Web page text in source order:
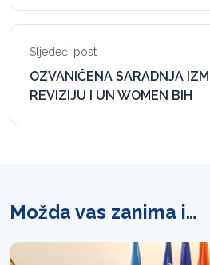
Sljedeći post
OZVANIČENA SARADNJA
REVIZIJU I UN WOMEN BIH
Možda vas zanima i…